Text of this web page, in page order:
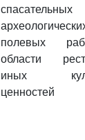
спасательных
полевых
области
иных
ценностей